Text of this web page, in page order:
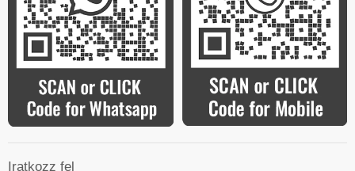
Iratkozz fel